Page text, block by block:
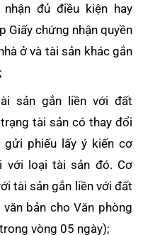
đủ điều kiện hay
Giấy chứng nhận quyền
ở và tài sản khác gắn
sản gắn liền với đất
tài sản có thay đổi
phiếu lấy ý kiến cơ
với loại tài sản đó. Cơ
tài sản gắn liền với đất
bản cho Văn phòng
vòng 05 ngày);